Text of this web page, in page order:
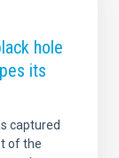
hole
its
captured
of the